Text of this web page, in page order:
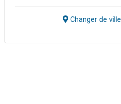
Changer de ville